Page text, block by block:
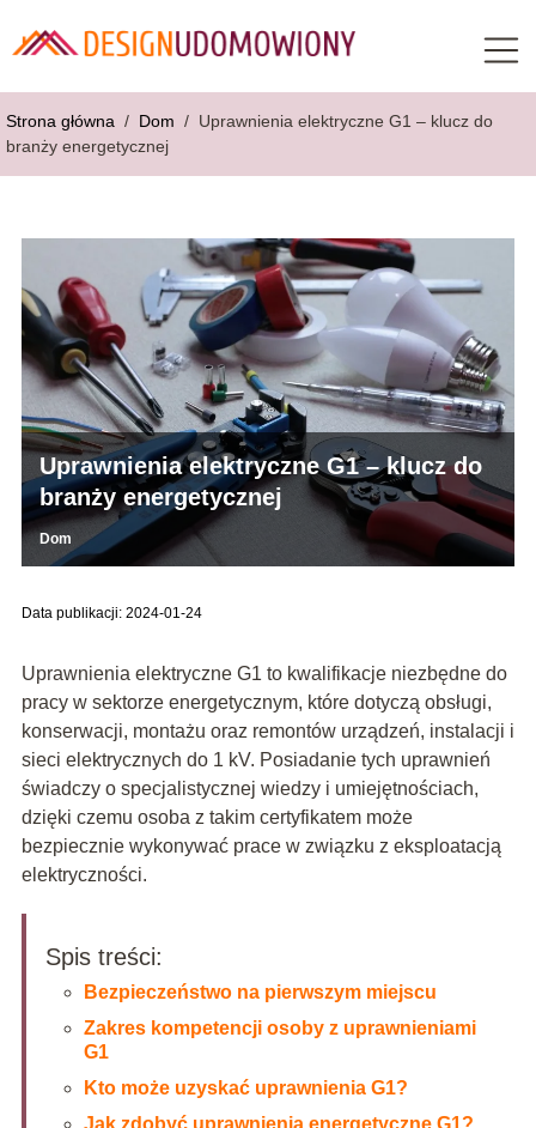
Strona główna / Dom / Uprawnienia elektryczne G1 – klucz do
branży energetycznej
Uprawnienia elektryczne G1 – klucz do
branży energetycznej
Dom
Data publikacji: 2024-01-24
Uprawnienia elektryczne G1 to kwalifikacje niezbędne do
pracy w sektorze energetycznym, które dotyczą obsługi,
konserwacji, montażu oraz remontów urządzeń, instalacji i
sieci elektrycznych do 1 kV. Posiadanie tych uprawnień
świadczy o specjalistycznej wiedzy i umiejętnościach,
dzięki czemu osoba z takim certyfikatem może
bezpiecznie wykonywać prace w związku z eksploatacją
elektryczności.
Spis treści:
Bezpieczeństwo na pierwszym miejscu
Zakres kompetencji osoby z uprawnieniami
G1
Kto może uzyskać uprawnienia G1?
Jak zdobyć uprawnienia energetyczne G1?